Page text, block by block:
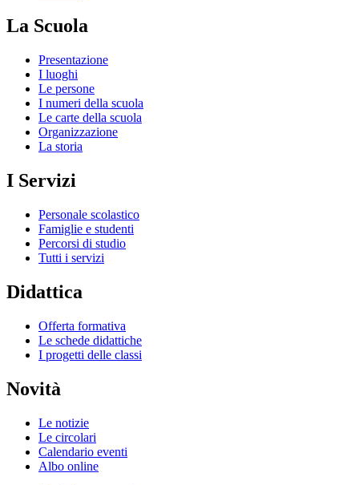
La Scuola
Presentazione
I luoghi
Le persone
I numeri della scuola
Le carte della scuola
Organizzazione
La storia
I Servizi
Personale scolastico
Famiglie e studenti
Percorsi di studio
Tutti i servizi
Didattica
Offerta formativa
Le schede didattiche
I progetti delle classi
Novità
Le notizie
Le circolari
Calendario eventi
Albo online